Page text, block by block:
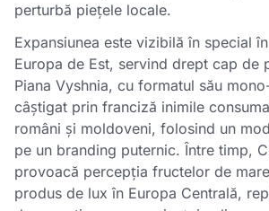
perturbă piețele locale.
Expansiunea este vizibilă în special
Europa de Est, servind drept cap de
Piana Vyshnia, cu formatul său
câștigat prin franciză inimile
români și moldoveni, folosind un
pe un branding puternic. Între timp,
provoacă percepția fructelor de
produs de lux în Europa Centrală,